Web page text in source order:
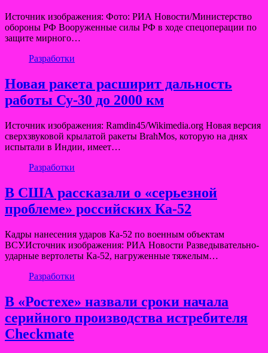
Источник изображения: Фото: РИА Новости/Министерство
обороны РФ Вооруженные силы РФ в ходе спецоперации по
защите мирного…
Разработки
Новая ракета расширит дальность
работы Су-30 до 2000 км
Источник изображения: Ramdin45/Wikimedia.org Новая версия
сверхзвуковой крылатой ракеты BrahMos, которую на днях
испытали в Индии, имеет…
Разработки
В США рассказали о «серьезной
проблеме» российских Ка-52
Кадры нанесения ударов Ка-52 по военным объектам
ВСУ.Источник изображения: РИА Новости Разведывательно-
ударные вертолеты Ка-52, нагруженные тяжелым…
Разработки
В «Ростехе» назвали сроки начала
серийного производства истребителя
Checkmate